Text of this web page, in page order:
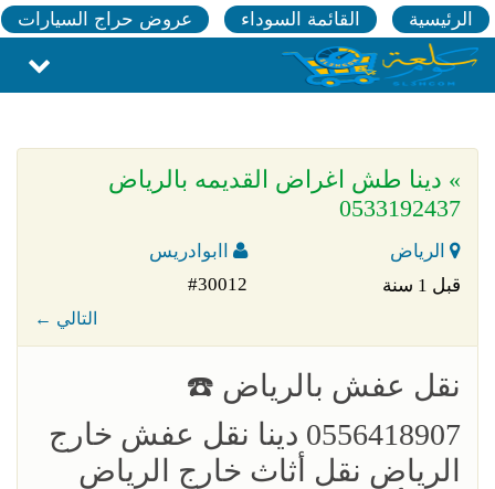
الرئيسية القائمة السوداء عروض حراج السيارات
» دينا طش اغراض القديمه بالرياض
0533192437
الرياض
اابوادريس
قبل 1 سنة
#30012
← التالي
‏نقل عفش بالرياض ☎️
0556418907 دينا نقل عفش خارج
الرياض نقل أثاث خارج الرياض